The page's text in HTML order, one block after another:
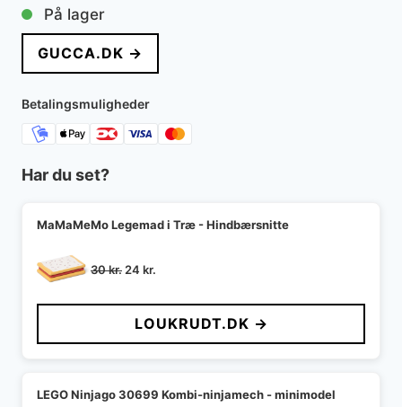
På lager
GUCCA.DK →
Betalingsmuligheder
Har du set?
MaMaMeMo Legemad i Træ - Hindbærsnitte
30kr. Den
pris
var:
30 kr..
24 kr.
pris
er:
24 kr..
LOUKRUDT.DK →
LEGO Ninjago 30699 Kombi-ninjamech - minimodel